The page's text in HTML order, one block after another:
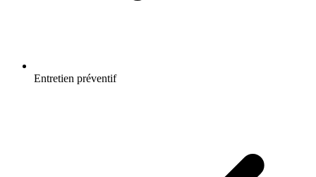
Entretien préventif